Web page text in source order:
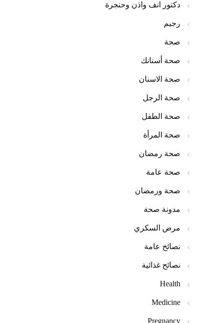
دكتور انف واذن وحنجرة
رجيم
صحة
صحة أسنانك
صحة الاسنان
صحة الرجل
صحة الطفل
صحة المرأة
صحة رمضان
صحة عامة
صحة ورمضان
مدونة صحة
مرض السكري
نصائح عامة
نصائح غذائية
Health
Medicine
Pregnancy